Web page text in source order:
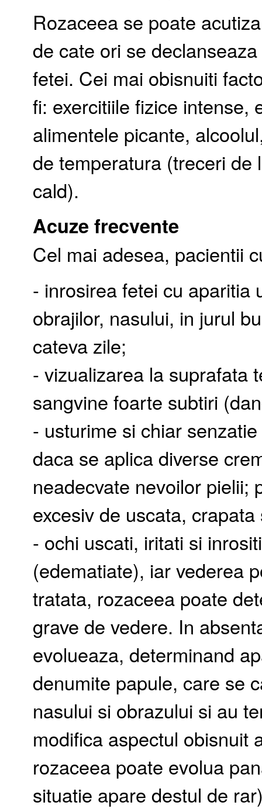
Rozaceea se poate
de cate ori se
fetei. Cei mai obisnuiti
fi: exercitiile fizice intense,
alimentele picante,
de temperatura (treceri de
cald).
Acuze frecvente
Cel mai adesea, pacientii
- inrosirea fetei cu aparitia
obrajilor, nasului, in jurul
cateva zile;
- vizualizarea la suprafata
sangvine foarte subtiri
- usturime si chiar
daca se aplica diverse
neadecvate nevoilor pielii;
excesiv de uscata,
- ochi uscati, iritati si
(edematiate), iar vederea
tratata, rozaceea poate
grave de vedere. In
evolueaza, determinand
denumite papule, care se
nasului si obrazului si au
modifica aspectul obisnuit
rozaceea poate evolua
situatie apare destul de